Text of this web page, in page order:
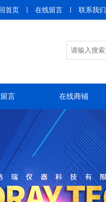
首页 在线留言 联系我们
言 在线商铺